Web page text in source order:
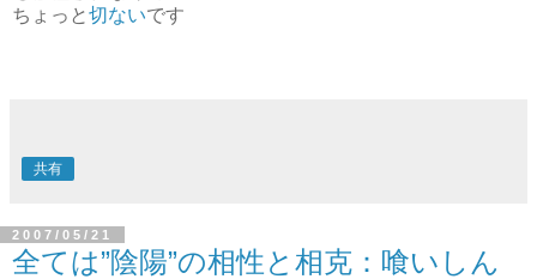
ちょっと切ないです
共有
2007/05/21
全ては”陰陽”の相性と相克：喰いしん